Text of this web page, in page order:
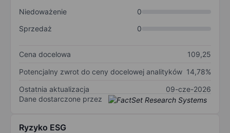
Niedoważenie
0
Sprzedaż
0
Cena docelowa
109,25
Potencjalny zwrot do ceny docelowej analityków 14,78%
Ostatnia aktualizacja
09-cze-2026
Dane dostarczone przez
Ryzyko ESG